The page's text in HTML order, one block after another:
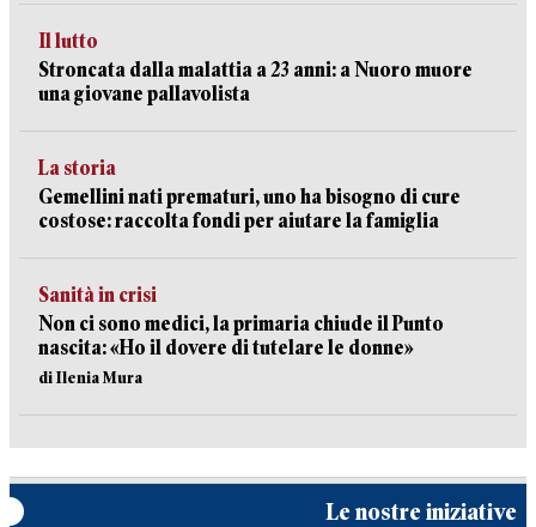
Il lutto
Stroncata dalla malattia a 23 anni: a Nuoro muore
una giovane pallavolista
La storia
Gemellini nati prematuri, uno ha bisogno di cure
costose: raccolta fondi per aiutare la famiglia
Sanità in crisi
Non ci sono medici, la primaria chiude il Punto
nascita: «Ho il dovere di tutelare le donne»
di Ilenia Mura
Le nostre iniziative